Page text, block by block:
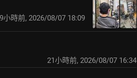
小時前, 2026/08/07 18:09
21小時前, 2026/08/07 16:34